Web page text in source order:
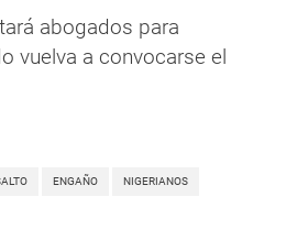
abogados para
vuelva a convocarse el
ENGAÑO NIGERIANOS